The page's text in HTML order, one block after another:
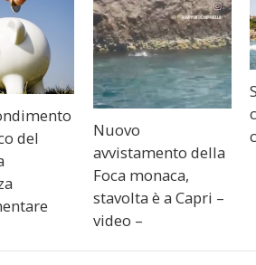
del
Nuovo
avvistamento della
Foca monaca,
stavolta è a Capri –
video –